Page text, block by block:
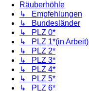
Räuberhöhle
↳ Empfehlungen
↳ Bundesländer
↳ PLZ 0*
↳ PLZ 1*(in Arbeit)
↳ PLZ 2*
↳ PLZ 3*
↳ PLZ 4*
↳ PLZ 5*
↳ PLZ 6*